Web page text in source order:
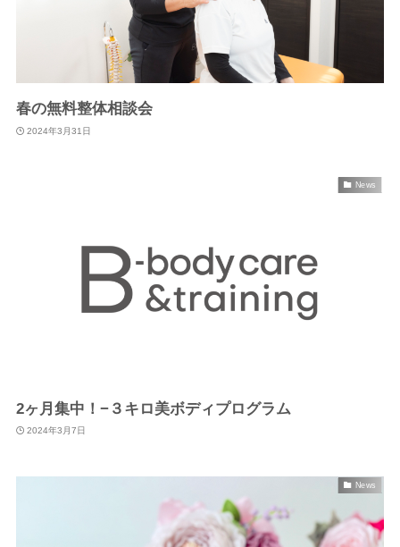
春の無料整体相談会
2024年3月31日
News
2ヶ月集中！−３キロ美ボディプログラム
2024年3月7日
News